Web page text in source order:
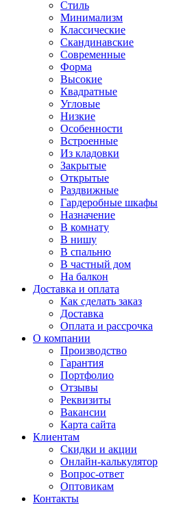
Стиль
Минимализм
Классические
Скандинавские
Современные
Форма
Высокие
Квадратные
Угловые
Низкие
Особенности
Встроенные
Из кладовки
Закрытые
Открытые
Раздвижные
Гардеробные шкафы
Назначение
В комнату
В нишу
В спальню
В частный дом
На балкон
Доставка и оплата
Как сделать заказ
Доставка
Оплата и рассрочка
О компании
Производство
Гарантия
Портфолио
Отзывы
Реквизиты
Вакансии
Карта сайта
Клиентам
Скидки и акции
Онлайн-калькулятор
Вопрос-ответ
Оптовикам
Контакты